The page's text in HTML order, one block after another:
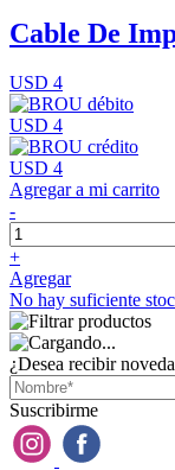
Cable De
USD 4
USD 4
USD 4
Agregar a mi carrito
-
+
Agregar
No hay suficiente
¿Desea recibir
Suscribirme